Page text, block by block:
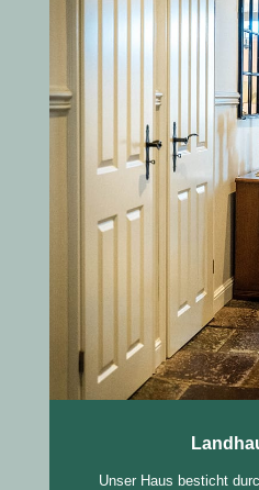
Unser Haus besticht